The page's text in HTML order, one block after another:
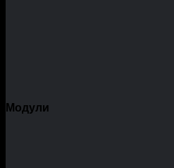
Модули